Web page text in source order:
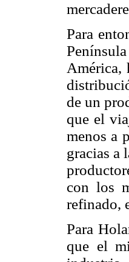
Para
América,
de un
que el
menos a
gracias a
con los
refinado,
Para
que el